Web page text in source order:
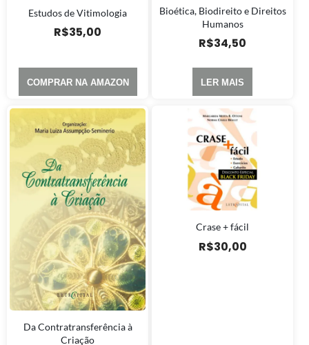
Estudos de Vitimologia
R$35,00
COMPRAR NA AMAZON
Bioética, Biodireito e Direitos
Humanos
R$34,50
LER MAIS
Da Contratransferência à
Criação
Crase + fácil
R$30,00